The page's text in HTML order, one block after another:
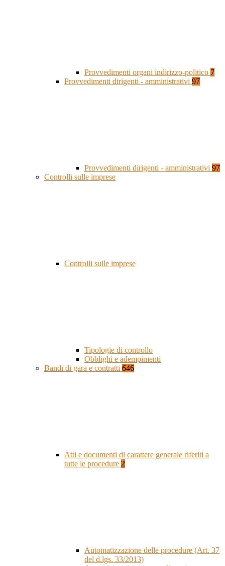
Provvedimenti organi indirizzo-politico 7
Provvedimenti dirigenti - amministrativi 97
Provvedimenti dirigenti - amministrativi 97
Controlli sulle imprese
Controlli sulle imprese
Tipologie di controllo
Obblighi e adempimenti
Bandi di gara e contratti 646
Atti e documenti di carattere generale riferiti a
tutte le procedure 2
Automatizzazione delle procedure (Art. 37
del d.lgs. 33/2013)